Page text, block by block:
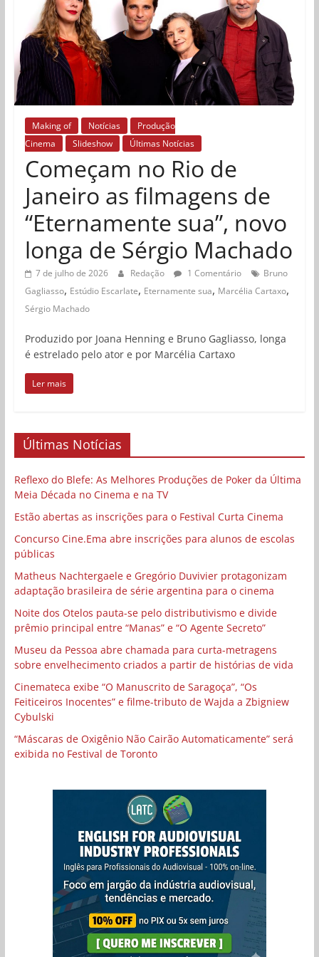
Making of Notícias
Produção
Cinema
Slideshow Últimas Notícias
Começam no Rio de
Janeiro as filmagens de
“Eternamente sua”, novo
longa de Sérgio Machado
7 de julho de 2026 Redação 1 Comentário
Bruno
Gagliasso, Estúdio Escarlate, Eternamente sua, Marcélia Cartaxo,
Sérgio Machado
Produzido por Joana Henning e Bruno Gagliasso, longa
é estrelado pelo ator e por Marcélia Cartaxo
Ler mais
Últimas Notícias
Reflexo do Blefe: As Melhores Produções de Poker da Última
Meia Década no Cinema e na TV
Estão abertas as inscrições para o Festival Curta Cinema
Concurso Cine.Ema abre inscrições para alunos de escolas
públicas
Matheus Nachtergaele e Gregório Duvivier protagonizam
adaptação brasileira de série argentina para o cinema
Noite dos Otelos pauta-se pelo distributivismo e divide
prêmio principal entre “Manas” e “O Agente Secreto”
Museu da Pessoa abre chamada para curta-metragens
sobre envelhecimento criados a partir de histórias de vida
Cinemateca exibe “O Manuscrito de Saragoça”, “Os
Feiticeiros Inocentes” e filme-tributo de Wajda a Zbigniew
Cybulski
“Máscaras de Oxigênio Não Cairão Automaticamente” será
exibida no Festival de Toronto